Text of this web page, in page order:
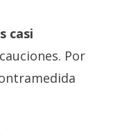
casi
Por